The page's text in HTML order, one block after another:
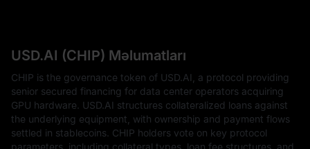
USD.AI (CHIP) Məlumatları
CHIP is the governance token of USD.AI, a protocol providing
senior secured financing for data center operators acquiring
GPU hardware. USD.AI structures collateralized loans against
the underlying equipment, with ownership and payment flows
settled in stablecoins. CHIP holders vote on key protocol
parameters, including collateral types, loan fee structures, and